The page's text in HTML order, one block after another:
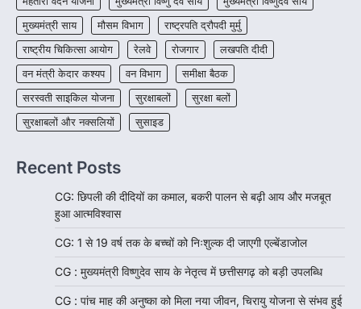
मुख्यमंत्री साय
मौसम विभाग
राष्ट्रपति द्रौपदी मुर्मु
राष्ट्रीय चिकित्सा आयोग
रेलवे रोजगार
लखपति दीदी
वन मंत्री केदार कश्यप
वन विभाग
समीक्षा बैठक
सरस्वती साइकिल योजना
सुरक्षाबलों
सुरक्षा बलों
सुरक्षाबलों और नक्सलियों
सुसाइड
Recent Posts
CG: छिपली की दीदियों का कमाल, बकरी पालन से बढ़ी आय और मजबूत
हुआ आत्मविश्वास
CG: 1 से 19 वर्ष तक के बच्चों को निःशुल्क दी जाएगी एल्बेंडाजोल
CG : मुख्यमंत्री विष्णुदेव साय के नेतृत्व में छत्तीसगढ़ को बड़ी उपलब्धि
CG : पांच माह की अनुष्का को मिला नया जीवन, चिरायु योजना से संभव हुई